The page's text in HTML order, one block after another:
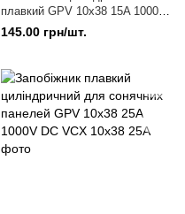
плавкий GPV 10x38 15A 1000V
DC VCX для сонячних панелей
145.00 грн/шт.